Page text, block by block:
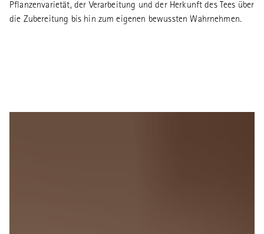
Pflanzenvarietät, der Verarbeitung und der Herkunft des Tees über
die Zubereitung bis hin zum eigenen bewussten Wahrnehmen.